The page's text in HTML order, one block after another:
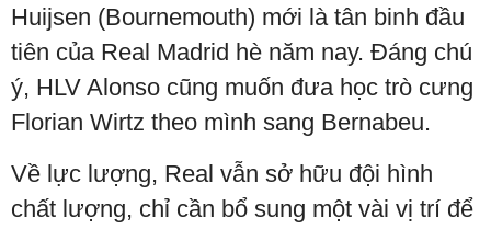
Huijsen (Bournemouth) mới là tân binh đầu
tiên của Real Madrid hè năm nay. Đáng chú
ý, HLV Alonso cũng muốn đưa học trò cưng
Florian Wirtz theo mình sang Bernabeu.
Về lực lượng, Real vẫn sở hữu đội hình
chất lượng, chỉ cần bổ sung một vài vị trí để